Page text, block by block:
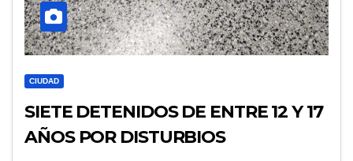
CIUDAD
SIETE DETENIDOS DE ENTRE 12 Y 17
AÑOS POR DISTURBIOS